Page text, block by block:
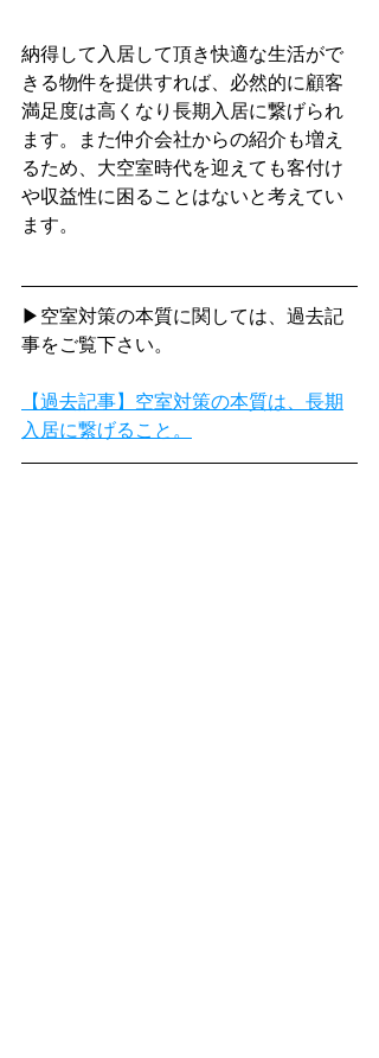
納得して入居して頂き快適な生活がで
きる物件を提供すれば、必然的に顧客
満足度は高くなり長期入居に繋げられ
ます。また仲介会社からの紹介も増え
るため、大空室時代を迎えても客付け
や収益性に困ることはないと考えてい
ます。
▶空室対策の本質に関しては、過去記
事をご覧下さい。
【過去記事】空室対策の本質は、長期
入居に繋げること。